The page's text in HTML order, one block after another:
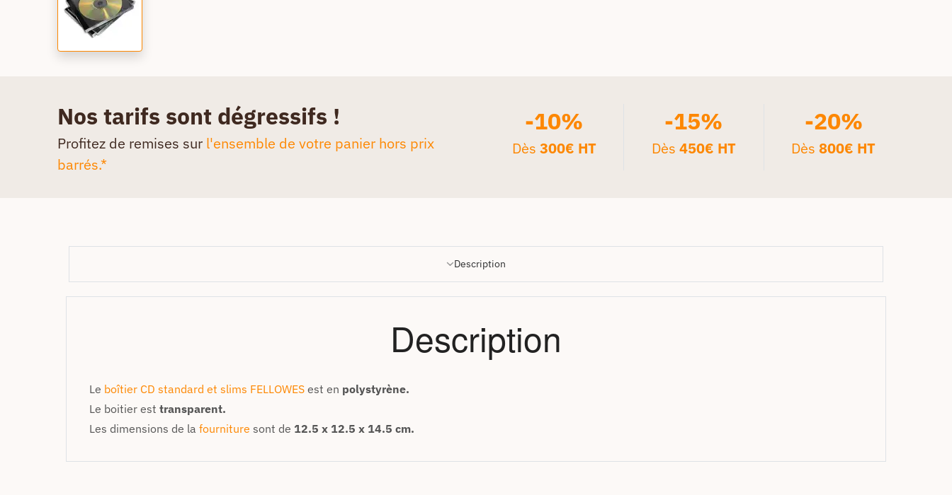
Nos tarifs sont dégressifs !
Profitez de remises sur l'ensemble de votre panier hors prix
barrés.*
-10%
Dès 300€ HT
-15%
Dès 450€ HT
-20%
Dès800€ HT
Description
Description
Le boîtier CD standard et slims FELLOWES est en polystyrène.
Le boitier est transparent.
Les dimensions de la fourniture sont de 12.5 x 12.5 x 14.5 cm.